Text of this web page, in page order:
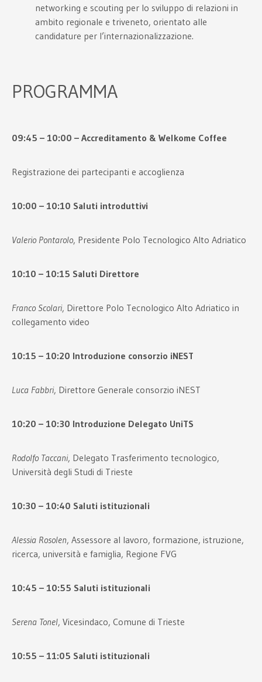
networking e scouting per lo sviluppo di relazioni in
ambito regionale e triveneto, orientato alle
candidature per l’internazionalizzazione.
PROGRAMMA
09:45 – 10:00 – Accreditamento & Welkome Coffee
Registrazione dei partecipanti e accoglienza
10:00 – 10:10 Saluti introduttivi
Valerio Pontarolo, Presidente Polo Tecnologico Alto Adriatico
10:10 – 10:15 Saluti Direttore
Franco Scolari, Direttore Polo Tecnologico Alto Adriatico in
collegamento video
10:15 – 10:20 Introduzione consorzio iNEST
Luca Fabbri, Direttore Generale consorzio iNEST
10:20 – 10:30 Introduzione Delegato UniTS
Rodolfo Taccani, Delegato Trasferimento tecnologico,
Università degli Studi di Trieste
10:30 – 10:40 Saluti istituzionali
Alessia Rosolen, Assessore al lavoro, formazione, istruzione,
ricerca, università e famiglia, Regione FVG
10:45 – 10:55 Saluti istituzionali
Serena Tonel, Vicesindaco, Comune di Trieste
10:55 – 11:05 Saluti istituzionali